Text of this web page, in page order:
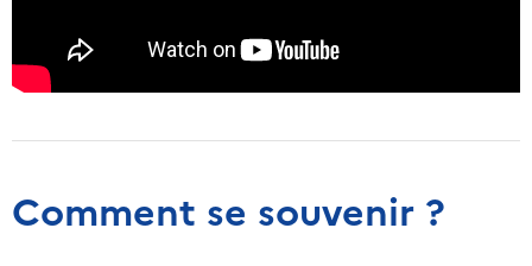
Comment se souvenir ?